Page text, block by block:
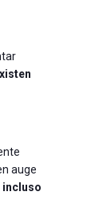
auge
incluso